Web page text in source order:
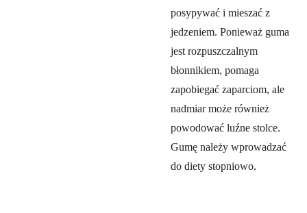
posypywać i mieszać z
jedzeniem. Ponieważ guma
jest rozpuszczalnym
błonnikiem, pomaga
zapobiegać zaparciom, ale
nadmiar może również
powodować luźne stolce.
Gumę należy wprowadzać
do diety stopniowo.